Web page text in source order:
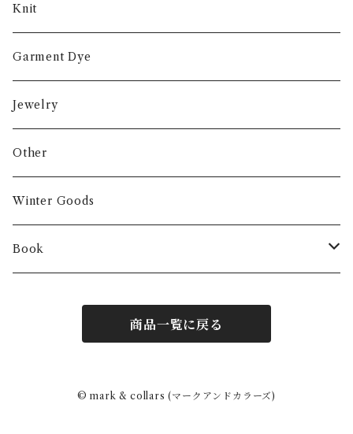
Knit
Garment Dye
Jewelry
Other
Winter Goods
Book
商品一覧に戻る
© mark & collars (マークアンドカラーズ)